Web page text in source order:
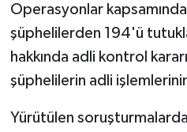
Operasyonlar
şüphelilerden 194'ü
hakkında adli kontrol
şüphelilerin adli
Yürütülen